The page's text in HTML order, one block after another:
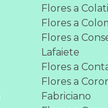
Flores a
Flores a
Flores a
Lafaiete
Flores a
Flores a
Fabriciano